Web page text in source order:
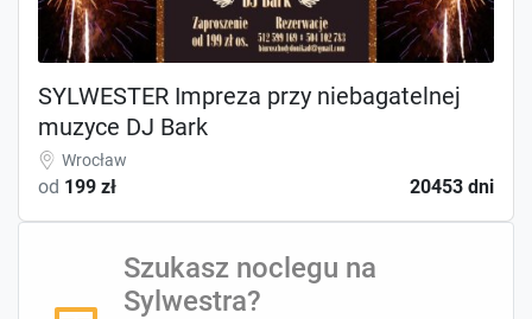
SYLWESTER Impreza przy niebagatelnej
muzyce DJ Bark
Wrocław
od 199 zł 20453 dni
Szukasz noclegu na
Sylwestra?